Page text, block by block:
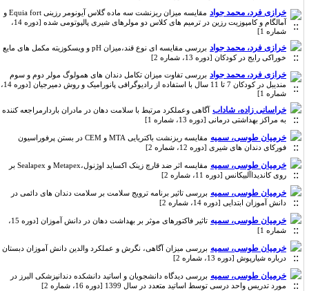
خرازی فرد، محمد جواد
مقایسه میزان ریزنشت سه ماده گلاس آیونومر رزینی Equia fort و
آمالگام و کامپوزیت رزین در ترمیم های کلاس دو مولرهای شیری پالپوتومی شده [دوره 14،
شماره 1]
خرازی فرد، محمد جواد
بررسی مقایسه ای نوع قند،میزان pH و ویسکوزیته مکمل های مایع
خوراکی رایج در کودکان [دوره 13، شماره 2]
خرازی فرد، محمد جواد بررسی تفاوت میزان تکامل دندان های همولوگ مولر دوم و سوم
مندیبل در کودکان 7 تا 11 سال با استفاده از رادیوگرافی پانورامیک و روش دمیرجیان [دوره 14،
شماره 1]
خراسانی زاده، شاداب آگاهی وعملکرد مرتبط با سلامت دهان در مادران باردارمراجعه کننده
به مراکز بهداشتی درمانی [دوره 13، شماره 1]
خرمیان طوسی، سمیه
مقایسه ریزنشت باکتریایی MTA و CEM در بستن پرفوراسیون
فورکای دندان های شیری [دوره 12، شماره 2]
خرمیان طوسی، سمیه
مقایسه اثر ضد قارچ زینک اکساید اوژنول،Metapex و Sealapex بر
روی کاندیداآلبیکانس [دوره 11، شماره 2]
خرمیان طوسی، سمیه بررسی تاثیر برنامه ترویج سلامت بر سلامت دندان های دائمی در
دانش آموزان ابتدایی [دوره 14، شماره 2]
خرمیان طوسی، سمیه
تاثیر فاکتورهای موثر بر بهداشت دهان در دانش آموزان [دوره 15،
شماره 1]
خرمیان طوسی، سمیه بررسی میزان آگاهی، نگرش و عملکرد والدین دانش آموزان دبستان
درباره شیارپوش [دوره 13، شماره 2]
خرمیان طوسی، سمیه بررسی دیدگاه دانشجویان و اساتید دانشکده دندانپزشکی البرز در
مورد تدریس واحد درسی توسط اساتید متعدد در سال 1399 [دوره 16، شماره 2]